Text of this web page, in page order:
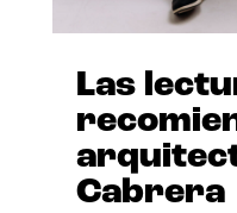
Las
Cabrera